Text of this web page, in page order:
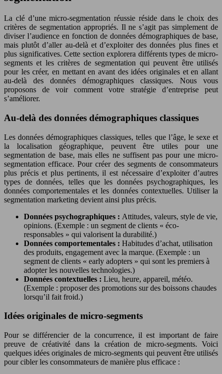
La clé d’une micro-segmentation réussie réside dans le choix des
critères de segmentation appropriés. Il ne s’agit pas simplement de
diviser l’audience en fonction de données démographiques de base,
mais plutôt d’aller au-delà et d’exploiter des données plus fines et
plus significatives. Cette section explorera différents types de micro-
segments et les critères de segmentation qui peuvent être utilisés
pour les créer, en mettant en avant des idées originales et en allant
au-delà des données démographiques classiques. Nous vous
proposons de voir comment votre stratégie d’entreprise peut
s’améliorer.
Au-delà des données démographiques classiques
Les données démographiques classiques, telles que l’âge, le sexe et
la localisation géographique, peuvent être utiles pour une
segmentation de base, mais elles ne suffisent pas pour une micro-
segmentation efficace. Pour créer des segments de consommateurs
plus précis et plus pertinents, il est nécessaire d’exploiter d’autres
types de données, telles que les données psychographiques, les
données comportementales et les données contextuelles. Utiliser la
segmentation marketing devient ainsi plus précis.
Données psychographiques : Attitudes, valeurs, style de vie,
opinions. (Exemple : un segment de clients « éco-
responsables » qui valorisent la durabilité.)
Données comportementales : Habitudes d’achat, utilisation
des produits, engagement avec la marque. (Exemple : un
segment de clients « early adopters » qui sont les premiers à
adopter les nouvelles technologies.)
Données contextuelles : Lieu, heure, appareil, météo.
(Exemple : proposer des promotions sur des boissons chaudes
lorsqu’il fait froid.)
Idées originales de micro-segments
Pour se différencier de la concurrence, il est important de faire
preuve de créativité dans la création de micro-segments. Voici
quelques idées originales de micro-segments qui peuvent être utilisés
pour cibler les consommateurs de manière plus efficace :